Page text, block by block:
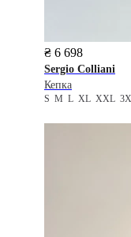
₴ 6 698
Sergio Colliani
Кепка
S M L XL XXL